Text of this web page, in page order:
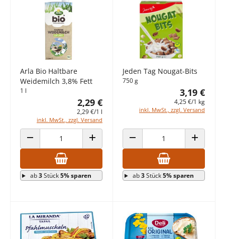
Arla Bio Haltbare
Weidemilch 3,8% Fett
1 l
2,29 €
2,29 €/1 l
inkl. MwSt., zzgl. Versand
ANZAHL VERRINGERN ANZAHL ERHÖHEN
ab3Stück5% sparen
Jeden Tag Nougat-Bits
750 g
3,19 €
4,25 €/1 kg
inkl. MwSt., zzgl. Versand
ANZAHL VERRINGERN ANZAHL
ab3Stück5% sparen